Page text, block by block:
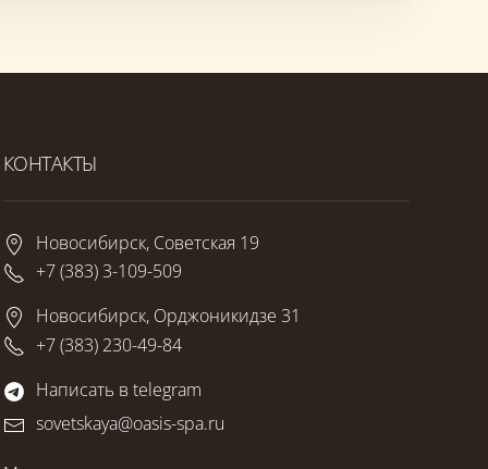
КОНТАКТЫ
Новосибирск, Советская 19
+7 (383) 3-109-509
Новосибирск, Орджоникидзе 31
+7 (383) 230-49-84
Написать в telegram
sovetskaya@oasis-spa.ru